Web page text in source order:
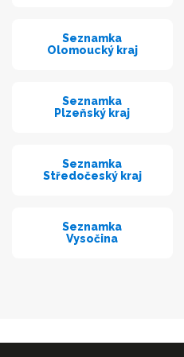
Seznamka
Olomoucký kraj
Seznamka
Plzeňský kraj
Seznamka
Středočeský kraj
Seznamka
Vysočina